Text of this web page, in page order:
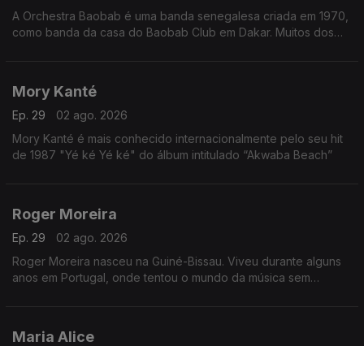
A Orchestra Baobab é uma banda senegalesa criada em 1970,
como banda da casa do Baobab Club em Dakar. Muitos dos
Mory Kanté
Ep. 29
02 ago. 2026
Mory Kanté é mais conhecido internacionalmente pelo seu hit
de 1987 "Yé ké Yé ké" do álbum intitulado “Akwaba Beach”
Roger Moreira
Ep. 29
02 ago. 2026
Roger Moreira nasceu na Guiné-Bissau. Viveu durante alguns
anos em Portugal, onde tentou o mundo da música sem
Maria Alice